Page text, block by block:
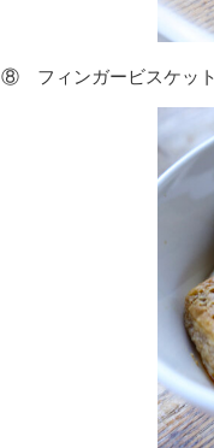
⑧ フィンガービスケット